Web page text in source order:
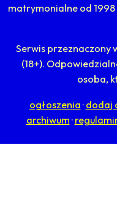
matrymonialne od 1998
Serwis przeznaczony
(18+).
osoba,
ogłoszenia · dodaj
archiwum ·